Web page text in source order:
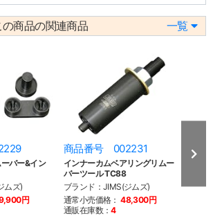
の商品の関連商品 一覧
バー&イン
ムズ)
円
商品番号 002231
インナーカムベアリングリムー
バーツール TC88
ブランド：JIMS(ジムズ)
通常小売価格： 48,300円
通販在庫数：4
商
通常